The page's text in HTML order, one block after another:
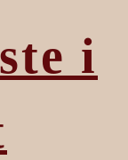
i